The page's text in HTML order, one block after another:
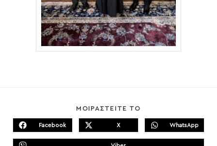
ΜΟΙΡΑΣΤΕΙΤΕ ΤΟ
CONTENT
Opens
Facebook
Opens
X
Opens
WhatsApp